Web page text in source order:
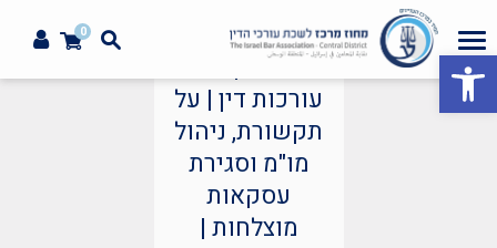
פתח סרגל נגישות
0
מפגש קהילת
עורכות דין | על
תקשורת, ניהול
מו"מ וסגירת
עסקאות
מוצלחות |